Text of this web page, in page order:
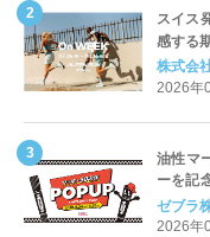
スイス
感する
株式会
2026年
油性マ
ーを記
渋谷
ゼブラ
2026年